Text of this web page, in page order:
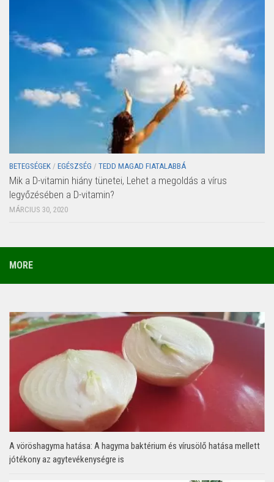
BETEGSÉGEK / EGÉSZSÉG / TEDD MAGAD FIATALABBÁ
Mik a D-vitamin hiány tünetei, Lehet a megoldás a vírus
legyőzésében a D-vitamin?
MÁRCIUS 30, 2020
MORE
A vöröshagyma hatása: A hagyma baktérium és vírusölő hatása mellett
jótékony az agytevékenységre is